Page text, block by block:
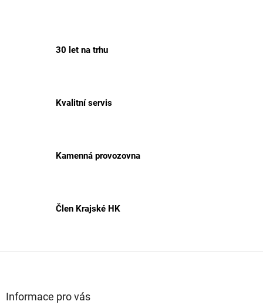
30 let na trhu
Kvalitní servis
Kamenná provozovna
Člen Krajské HK
Informace pro vás